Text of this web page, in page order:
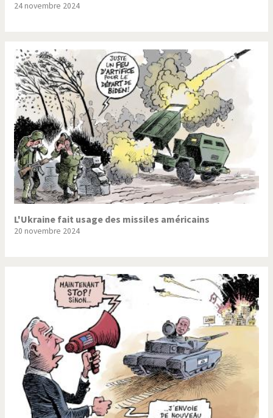
Vous avez dit "Islam"?
24 novembre 2024
L'Ukraine fait usage des missiles américains
20 novembre 2024